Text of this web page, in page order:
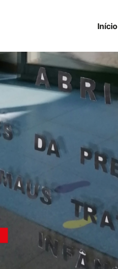
Início